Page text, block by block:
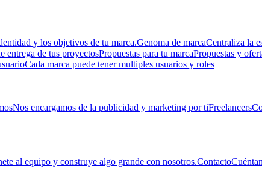
y los objetivos de tu marca.Genoma de marcaCentraliza la
entrega de tus proyectosPropuestas para tu marcaPropuestas y
Cada marca puede tener multiples usuarios y roles
Nos encargamos de la publicidad y marketing por tiFreelancers
al equipo y construye algo grande con nosotros.Contacto